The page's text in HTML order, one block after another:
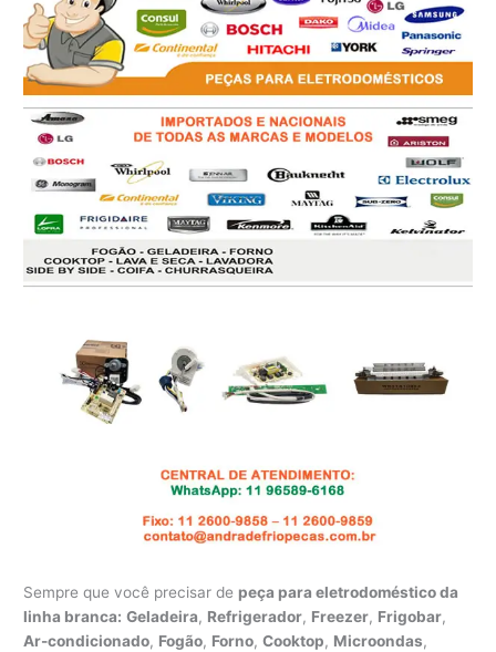
Sempre que você precisar de peça para eletrodoméstico da
linha branca: Geladeira, Refrigerador, Freezer, Frigobar,
Ar-condicionado, Fogão, Forno,Cooktop, Microondas,